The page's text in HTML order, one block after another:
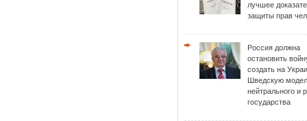
лучшее
защиты прав
Россия должна
остановить
создать на
Шведскую
нейтрального и
государства